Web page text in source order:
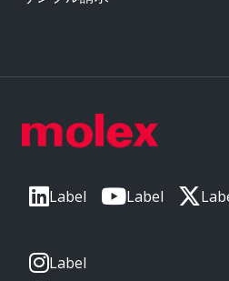
Label Label
Label